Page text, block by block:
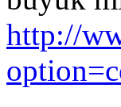
http://